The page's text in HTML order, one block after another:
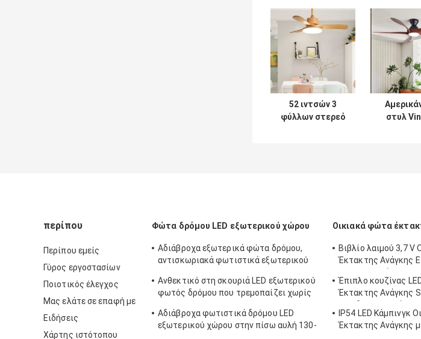
52 ιντσών 3
φύλλων στερεό
ανεμιστήρα με
στυλ
περίπου
Περίπου εμείς
Γύρος εργοστασίων
Ποιοτικός έλεγχος
Μας ελάτε σε επαφή με
Ειδήσεις
Χάρτης ιστότοπου
Φώτα δρόμου LED εξωτερικού χώρου
Αδιάβροχα εξωτερικά φώτα δρόμου,
αντισκωριακά φωτιστικά εξωτερικού
Ανθεκτικό στη σκουριά LED εξωτερικού
φωτός δρόμου που τρεμοπαίζει χωρίς
Αδιάβροχα φωτιστικά δρόμου LED
εξωτερικού χώρου στην πίσω αυλή 130-
Οικιακά φώτα
Βιβλίο λαιμού 3,7
Έκτακτης Ανάγκης
Έπιπλο κουζίνας
Έκτακτης Ανάγκης
IP54 LED Κάμπινγκ
Έκτακτης Ανάγκης